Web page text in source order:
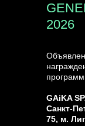
GAiKA
Санкт-
75, м.
2026